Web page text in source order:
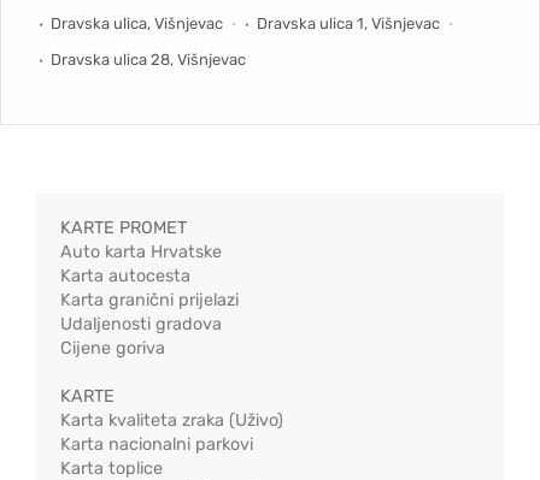
Dravska ulica, Višnjevac
Dravska ulica 1, Višnjevac
Dravska ulica 28, Višnjevac
KARTE PROMET
Auto karta Hrvatske
Karta autocesta
Karta granični prijelazi
Udaljenosti gradova
Cijene goriva
KARTE
Karta kvaliteta zraka (Uživo)
Karta nacionalni parkovi
Karta toplice